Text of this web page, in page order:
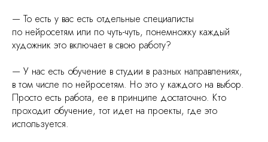
— То есть у вас есть отдельные специалисты
по нейросетям или по чуть-чуть, понемножку каждый
художник это включает в свою работу?
— У нас есть обучение в студии в разных направлениях,
в том числе по нейросетям. Но это у каждого на выбор.
Просто есть работа, ее в принципе достаточно. Кто
проходит обучение, тот идет на проекты, где это
используется.